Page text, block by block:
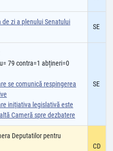
de zi a plenului Senatului
SE
79 contra=1 abțineri=0
se comunică respingerea
iniţiativa legislativă este
Cameră spre dezbatere
SE
Deputatilor pentru
CD